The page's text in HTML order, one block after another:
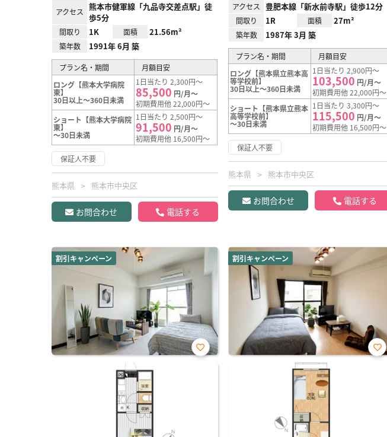
アクセス
熊本市健軍線「九品寺交差点駅」徒
歩5分
間取り 1K 面積 21.56m²
築年数 1991年 6月 築
プラン名・期間
月額目安
ロング【熊本大学病院
東】
30日以上～360日未満
1日当たり 2,300円～
85,500 円/月～
初期費用他 22,000円～
ショート【熊本大学病院
東】
～30日未満
1日当たり 2,500円～
91,500 円/月～
初期費用他 16,500円～
保証人不要
熊本県 熊本市中央区
お問合わせ 電話する
アクセス 豊肥本線「新水前寺駅」徒歩12分
間取り 1R 面積 27m²
築年数 1987年 3月 築
プラン名・期間
月額目安
ロング【熊本県立熊本高
等学校前】
30日以上～360日未満
1日当たり 2,900円～
103,500 円/月～
初期費用他 22,000円～
ショート【熊本県立熊本
高等学校前】
～30日未満
1日当たり 3,300円～
115,500 円/月～
初期費用他 16,500円～
保証人不要
熊本県 熊本市中央区
お問合わせ 電話する
割引キャンペーン
お気
割引キャンペーン
お気